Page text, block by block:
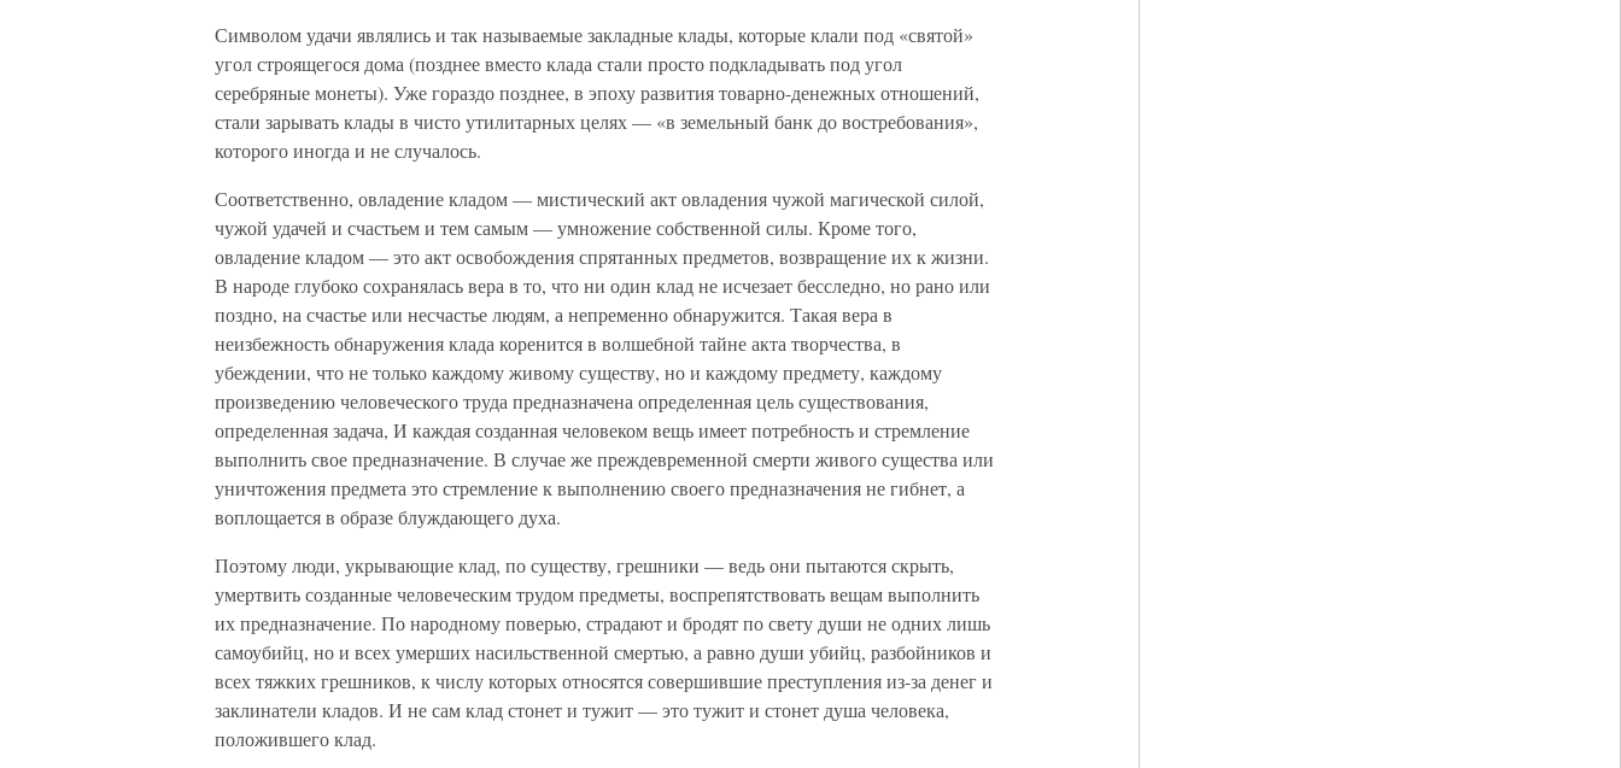
Символом удачи являлись и так называемые закладные клады, которые клали под «святой»
угол строящегося дома (позднее вместо клада стали просто подкладывать под угол
серебряные монеты). Уже гораздо позднее, в эпоху развития товарно-денежных отношений,
стали зарывать клады в чисто утилитарных целях — «в земельный банк до востребования»,
которого иногда и не случалось.
Соответственно, овладение кладом — мистический акт овладения чужой магической силой,
чужой удачей и счастьем и тем самым — умножение собственной силы. Кроме того,
овладение кладом — это акт освобождения спрятанных предметов, возвращение их к жизни.
В народе глубоко сохранялась вера в то, что ни один клад не исчезает бесследно, но рано или
поздно, на счастье или несчастье людям, а непременно обнаружится. Такая вера в
неизбежность обнаружения клада коренится в волшебной тайне акта творчества, в
убеждении, что не только каждому живому существу, но и каждому предмету, каждому
произведению человеческого труда предназначена определенная цель существования,
определенная задача, И каждая созданная человеком вещь имеет потребность и стремление
выполнить свое предназначение. В случае же преждевременной смерти живого существа или
уничтожения предмета это стремление к выполнению своего предназначения не гибнет, а
воплощается в образе блуждающего духа.
Поэтому люди, укрывающие клад, по существу, грешники — ведь они пытаются скрыть,
умертвить созданные человеческим трудом предметы, воспрепятствовать вещам выполнить
их предназначение. По народному поверью, страдают и бродят по свету души не одних лишь
самоубийц, но и всех умерших насильственной смертью, а равно души убийц, разбойников и
всех тяжких грешников, к числу которых относятся совершившие преступления из-за денег и
заклинатели кладов. И не сам клад стонет и тужит — это тужит и стонет душа человека,
положившего клад.